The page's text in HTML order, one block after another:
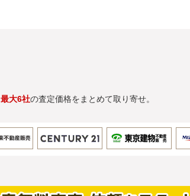
最大6社の査定価格をまとめて取り寄せ。